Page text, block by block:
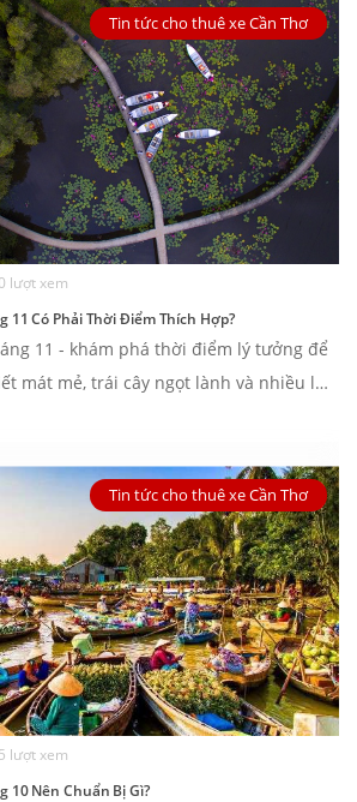
Tin tức cho thuê xe Cần Thơ
lượt xem
11 Có Phải Thời Điểm Thích Hợp?
11 - khám phá thời điểm lý tưởng để
mát mẻ, trái cây ngọt lành và nhiều lễ
Tin tức cho thuê xe Cần Thơ
lượt xem
10 Nên Chuẩn Bị Gì?